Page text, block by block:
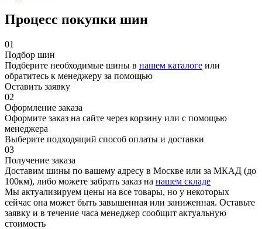
Процесс покупки шин
01
Подбор шин
Подберите необходимые шины в нашем каталоге или
обратитесь к менеджеру за помощью
Оставить заявку
02
Оформление заказа
Оформите заказ на сайте через корзину или с помощью
менеджера
Выберите подходящий способ оплаты и доставки
03
Получение заказа
Доставим шины по вашему адресу в Москве или за МКАД (до
100км), либо можете забрать заказ на нашем складе
Мы актуализируем цены на все товары, но у некоторых
сейчас она может быть завышенная или заниженная. Оставьте
заявку и в течение часа менеджер сообщит актуальную
стоимость